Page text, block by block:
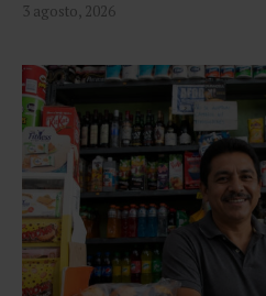
3 agosto, 2026